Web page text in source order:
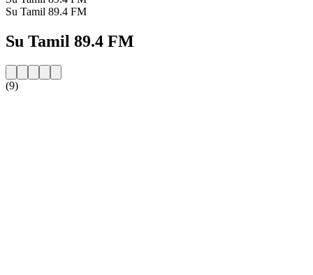
Su Tamil 89.4 FM
Su Tamil 89.4 FM
(9)